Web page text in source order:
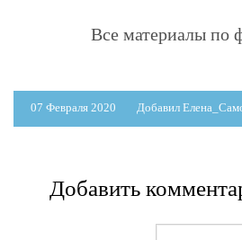
Все материалы по
07 Февраля 2020 Добавил
Добавить